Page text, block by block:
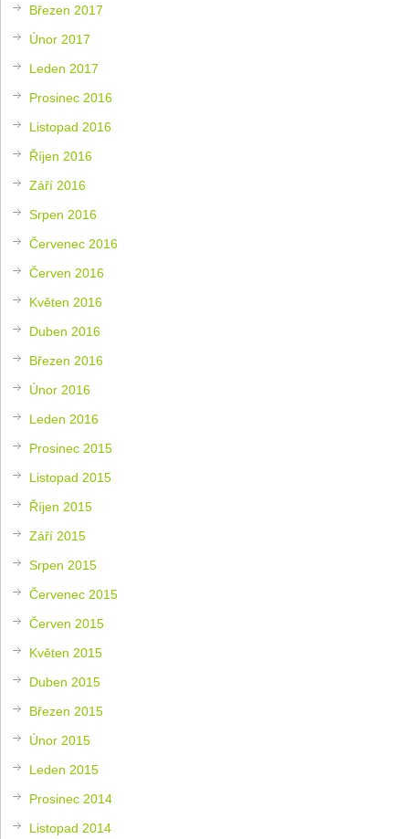
Březen 2017
Únor 2017
Leden 2017
Prosinec 2016
Listopad 2016
Říjen 2016
Září 2016
Srpen 2016
Červenec 2016
Červen 2016
Květen 2016
Duben 2016
Březen 2016
Únor 2016
Leden 2016
Prosinec 2015
Listopad 2015
Říjen 2015
Září 2015
Srpen 2015
Červenec 2015
Červen 2015
Květen 2015
Duben 2015
Březen 2015
Únor 2015
Leden 2015
Prosinec 2014
Listopad 2014